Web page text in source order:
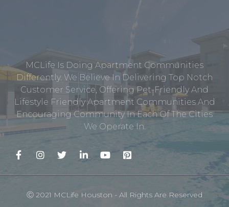
MCLife Is Doing Apartment Communities
Differently. We Believe In Delivering Top Notch
Customer Service, Offering Pet-Friendly And
Lifestyle Friendly Apartment Communities And
Encouraging Community In Each Of The Cities
We Operate In.
Ⓒ 2021 MCLife Houston - All Rights Are Reserved